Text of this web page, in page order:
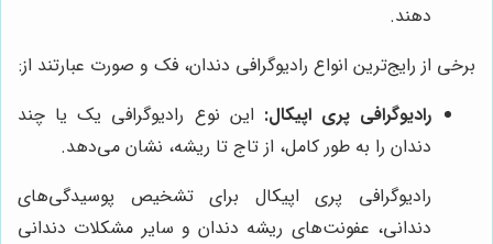
دهند.
برخی از رایج‌ترین انواع رادیوگرافی دندان، فک و صورت عبارتند از:
رادیوگرافی پری اپیکال: این نوع رادیوگرافی یک یا چند
دندان را به طور کامل، از تاج تا ریشه، نشان می‌دهد.
رادیوگرافی پری اپیکال برای تشخیص پوسیدگی‌های
دندانی، عفونت‌های ریشه دندان و سایر مشکلات دندانی